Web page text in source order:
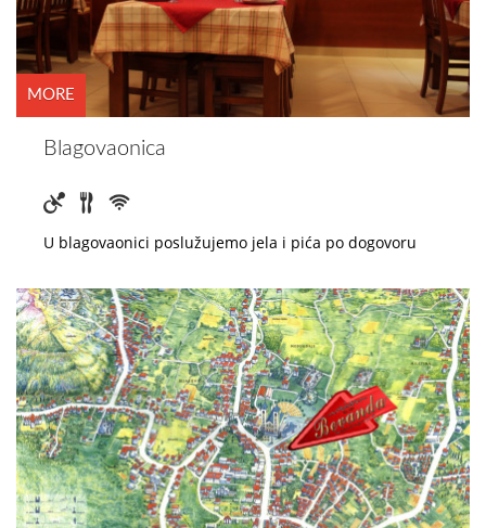
Blagovaonica
U blagovaonici poslužujemo jela i pića po dogovoru
MORE